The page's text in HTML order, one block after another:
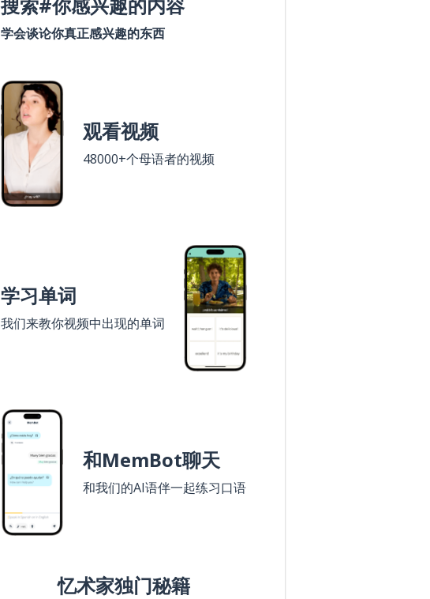
学会谈论你真正感兴趣的东西
观看视频
48000+个母语者的视频
学习单词
我们来教你视频中出现的单词
和MemBot聊天
和我们的AI语伴一起练习口语
忆术家独门秘籍